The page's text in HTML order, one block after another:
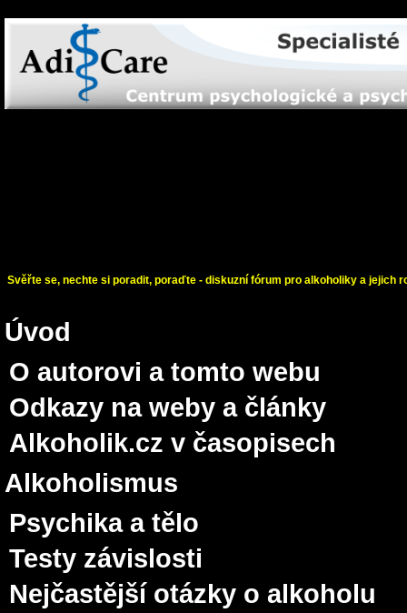
Svěřte se, nechte si poradit, poraďte - diskuzní fórum pro alkoholiky a jejich
Úvod
O autorovi a tomto webu
Odkazy na weby a články
Alkoholik.cz v časopisech
Alkoholismus
Psychika a tělo
Testy závislosti
Nejčastější otázky o alkoholu